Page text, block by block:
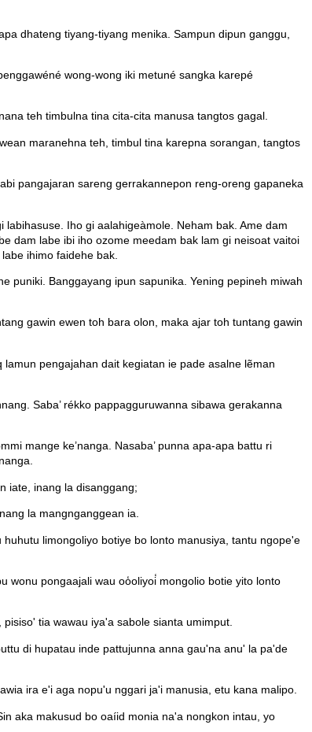
dhateng tiyang-tiyang menika. Sampun dipun ganggu,
wong-wong iki metuné sangka karepé
teh timbulna tina cita-cita manusa tangtos gagal.
maranehna teh, timbul tina karepna sorangan, tangtos
pangajaran sareng gerrakannepon reng-oreng gapaneka
Iho gi aalahigeàmole. Neham bak. Ame dam
dam labe ibi iho ozome meedam bak lam gi neisoat vaitoi
ihimo faidehe bak.
puniki. Banggayang ipun sapunika. Yening pepineh miwah
gawin ewen toh bara olon, maka ajar toh tuntang gawin
pengajahan dait kegiatan ie pade asalne lẽman
Saba’ rékko pappagguruwanna sibawa gerakanna
mange ke’nanga. Nasaba’ punna apa-apa battu ri
iate, inang la disanggang;
la mangnganggean ia.
limongoliyo botiye bo lonto manusiya, tantu ngope'e
wonu pongaajali wau oo̒oliyoi̒ mongolio botie yito lonto
tia wawau iya'a sabole sianta umimput.
di hupatau inde pattujunna anna gau'na anu' la pa'de
ira e'i aga nopu'u nggari ja'i manusia, etu kana malipo.
aka makusud bo oaíid monia na'a nongkon intau, yo